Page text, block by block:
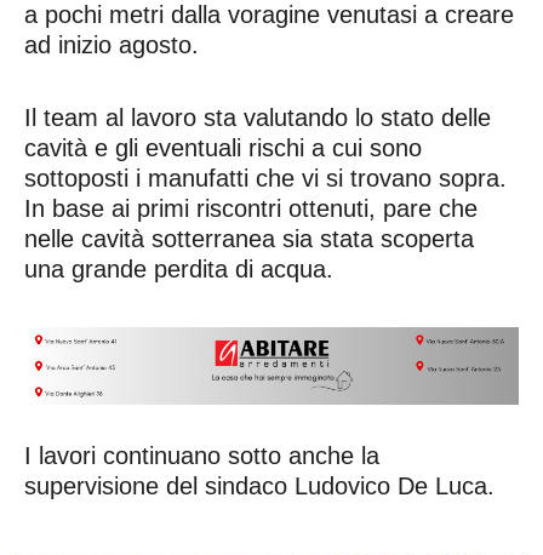
a pochi metri dalla voragine venutasi a creare
ad inizio agosto.
Il team al lavoro sta valutando lo stato delle
cavità e gli eventuali rischi a cui sono
sottoposti i manufatti che vi si trovano sopra.
In base ai primi riscontri ottenuti, pare che
nelle cavità sotterranea sia stata scoperta
una grande perdita di acqua.
I lavori continuano sotto anche la
supervisione del sindaco Ludovico De Luca.